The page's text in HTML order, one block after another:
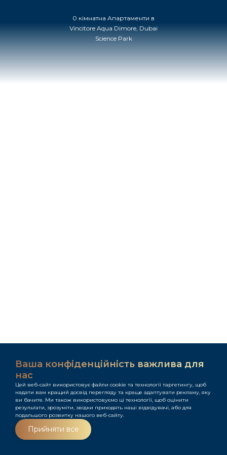
0 кімнатна Апартаменти в
Vincitore Aqua Dimore, Dubai
Science Park
Ваша конфіденційність важлива для
нас
Цей веб-сайт використовує файли cookie та технології таргетингу, щоб
надати вам кращий досвід перегляду та краще адаптувати рекламу, яку
ви бачите. Ми також використовуємо ці технології, щоб оцінити
результати, зрозуміти, звідки приходять наші відвідувачі, або для
подальшого розвитку нашого веб-сайту.
Прийняти все